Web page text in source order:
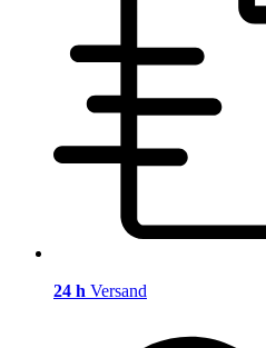
24 h Versand